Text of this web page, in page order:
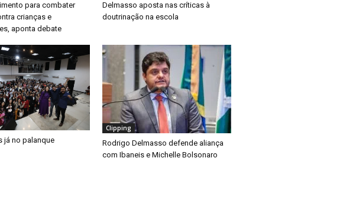
para combater
crianças e
aponta debate
Delmasso aposta nas críticas à
doutrinação na escola
já no palanque
Clipping
Rodrigo Delmasso defende aliança
com Ibaneis e Michelle Bolsonaro